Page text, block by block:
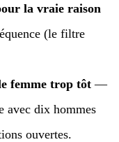
la vraie raison
(le filtre
femme trop tôt —
avec dix hommes
ouvertes.